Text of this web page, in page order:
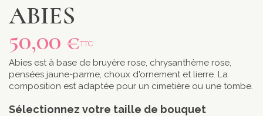
ABIES
50,00 €TTC
Abies est à base de bruyère rose, chrysanthème rose,
pensées jaune-parme, choux d'ornement et lierre. La
composition est adaptée pour un cimetière ou une tombe.
Sélectionnez votre taille de bouquet